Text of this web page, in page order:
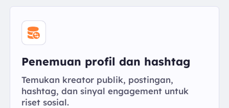
Penemuan profil dan hashtag
Temukan kreator publik, postingan,
hashtag, dan sinyal engagement untuk
riset sosial.